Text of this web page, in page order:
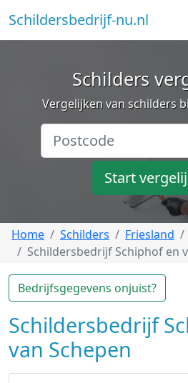
Schildersbedrijf-nu.nl
Schilders
Vergelijken van schilders
Start
Home Schilders Friesland
Schildersbedrijf Schiphof en
Bedrijfsgegevens onjuist?
Schildersbedrijf
van Schepen